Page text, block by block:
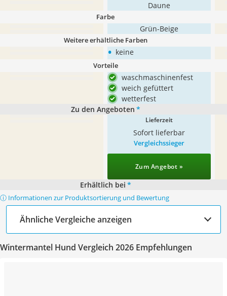
Daune
Farbe
Grün-Beige
Weitere erhältliche Farben
• keine
Vorteile
waschmaschinenfest
weich gefüttert
wetterfest
Zu den Angeboten *
Lieferzeit
Sofort lieferbar
Vergleichssieger
Zum Angebot »
Erhältlich bei *
ⓘ Informationen zur Produktsortierung und Bewertung
Ähnliche Vergleiche anzeigen
Wintermantel Hund Vergleich 2026 Empfehlungen